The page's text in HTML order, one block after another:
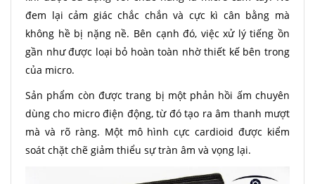
đem lại cảm giác chắc chắn và cực kì cân bằng mà
không hề bị nặng nề. Bên cạnh đó, việc xử lý tiếng ồn
gần như được loại bỏ hoàn toàn nhờ thiết kế bên trong
của micro.
Sản phẩm còn được trang bị một phản hồi ấm chuyên
dùng cho micro điện động, từ đó tạo ra âm thanh mượt
mà và rõ ràng. Một mô hình cực cardioid được kiểm
soát chặt chẽ giảm thiểu sự tràn âm và vọng lại.